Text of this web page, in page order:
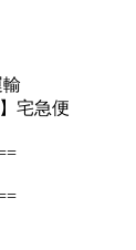
輸
宅急便